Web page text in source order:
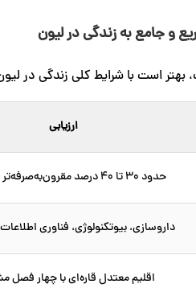
و جامع به زندگی در لیون
است با شرایط کلی زندگی در
ارزیابی
حدود ۳۰ تا ۴۰ درصد مقرون‌به‌صرفه‌تر از پاریس
داروسازی، بیوتکنولوژی، فناوری
اقلیم معتدل قاره‌ای با چهار